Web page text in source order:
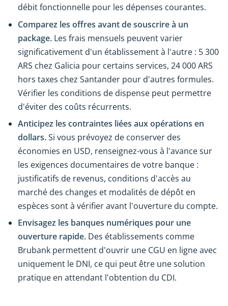
débit fonctionnelle pour les dépenses courantes.
Comparez les offres avant de souscrire à un
package. Les frais mensuels peuvent varier
significativement d'un établissement à l'autre : 5 300
ARS chez Galicia pour certains services, 24 000 ARS
hors taxes chez Santander pour d'autres formules.
Vérifier les conditions de dispense peut permettre
d'éviter des coûts récurrents.
Anticipez les contraintes liées aux opérations en
dollars.Si vous prévoyez de conserver des
économies en USD, renseignez-vous à l'avance sur
les exigences documentaires de votre banque :
justificatifs de revenus, conditions d'accès au
marché des changes et modalités de dépôt en
espèces sont à vérifier avant l'ouverture du compte.
Envisagez les banques numériques pour une
ouverture rapide. Des établissements comme
Brubank permettent d'ouvrir une CGU en ligne avec
uniquement le DNI, ce qui peut être une solution
pratique en attendant l'obtention du CDI.